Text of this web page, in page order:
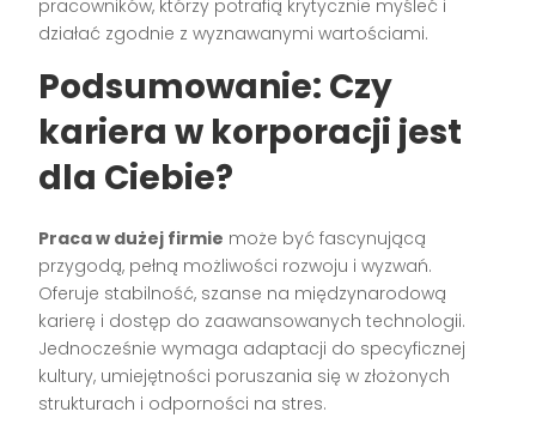
pracowników, którzy potrafią krytycznie myśleć i
działać zgodnie z wyznawanymi wartościami.
Podsumowanie: Czy
kariera w korporacji jest
dla Ciebie?
Praca w dużej firmie może być fascynującą
przygodą, pełną możliwości rozwoju i wyzwań.
Oferuje stabilność, szanse na międzynarodową
karierę i dostęp do zaawansowanych technologii.
Jednocześnie wymaga adaptacji do specyficznej
kultury, umiejętności poruszania się w złożonych
strukturach i odporności na stres.